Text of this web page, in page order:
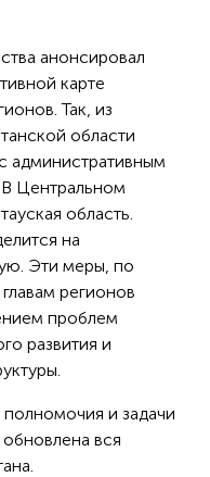
анонсировал
карте
Так, из
области
административным
Центральном
область.
на
Эти меры, по
регионов
проблем
развития и
и задачи
вся